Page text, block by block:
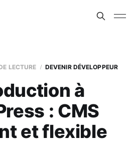
LECTURE DEVENIR DÉVELOPPEUR
à
: CMS
et flexible